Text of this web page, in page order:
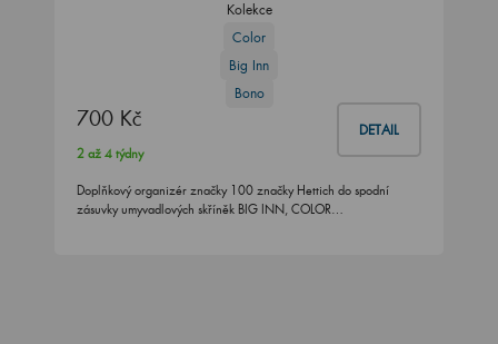
Kolekce
Color
Big Inn
Bono
700 Kč DETAIL
2 až 4 týdny
Doplňkový organizér značky 100 značky Hettich do spodní
zásuvky umyvadlových skříněk BIG INN, COLOR…